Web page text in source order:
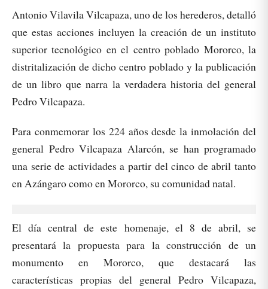
Antonio Vilavila Vilcapaza, uno de los herederos, detalló
que estas acciones incluyen la creación de un instituto
superior tecnológico en el centro poblado Mororco, la
distritalización de dicho centro poblado y la publicación
de un libro que narra la verdadera historia del general
Pedro Vilcapaza.
Para conmemorar los 224 años desde la inmolación del
general Pedro Vilcapaza Alarcón, se han programado
una serie de actividades a partir del cinco de abril tanto
en Azángaro como en Mororco, su comunidad natal.
El día central de este homenaje, el 8 de abril, se
presentará la propuesta para la construcción de un
monumento en Mororco, que destacará las
características propias del general Pedro Vilcapaza,